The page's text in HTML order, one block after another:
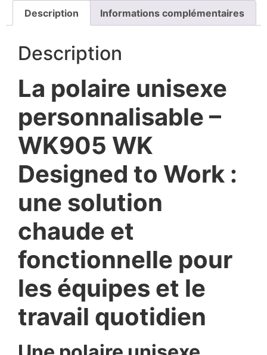
Description Informations complémentaires
Description
La polaire unisexe
personnalisable –
WK905 WK
Designed to Work :
une solution
chaude et
fonctionnelle pour
les équipes et le
travail quotidien